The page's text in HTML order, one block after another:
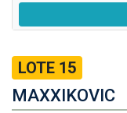
LOTE 15
MAXXIKOVIC